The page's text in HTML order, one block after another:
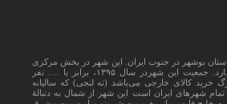
بوشهر در جنوب ایران. این شهر در بخش مرکزی
شهرستان عسلویه قرار دارد. جمعیت این شهردر سال ۱۳۹۵، برابر با …. نفر
خرید کالای خارجی می‌باشد (ته لنجی) که سالیانه
تمام شهرهای ایران است اين شهر از شمال به دنبالهٔ